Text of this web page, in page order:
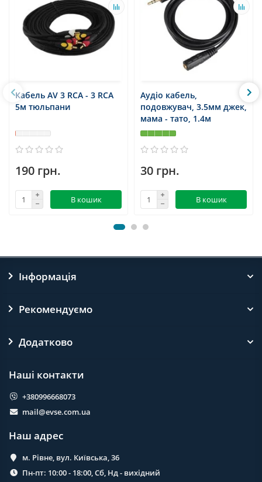
Кабель AV 3 RCA - 3 RCA
5м тюльпани
190 грн.
В кошик
Аудіо кабель,
подовжувач, 3.5мм джек,
мама - тато, 1.4м
30 грн.
В кошик
Інформація
Рекомендуємо
Додатково
Наші контакти
+380996668073
mail@evse.com.ua
Наш адрес
м. Рівне, вул. Київська, 36
Пн-пт: 10:00 - 18:00, Сб, Нд - вихідний